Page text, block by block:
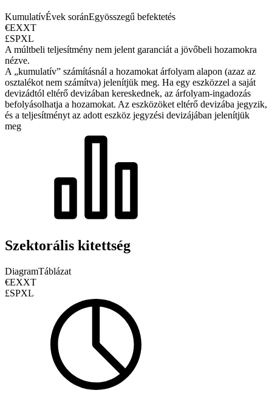
KumulatívÉvek soránEgyösszegű befektetés
€EXXT
£SPXL
A múltbeli teljesítmény nem jelent garanciát a jövőbeli hozamokra
nézve.
A „kumulatív” számításnál a hozamokat árfolyam alapon (azaz az
osztalékot nem számítva) jelenítjük meg. Ha egy eszközzel a saját
devizádtól eltérő devizában kereskednek, az árfolyam-ingadozás
befolyásolhatja a hozamokat. Az eszközöket eltérő devizába jegyzik,
és a teljesítményt az adott eszköz jegyzési devizájában jelenítjük
meg
Szektorális kitettség
DiagramTáblázat
€EXXT
£SPXL